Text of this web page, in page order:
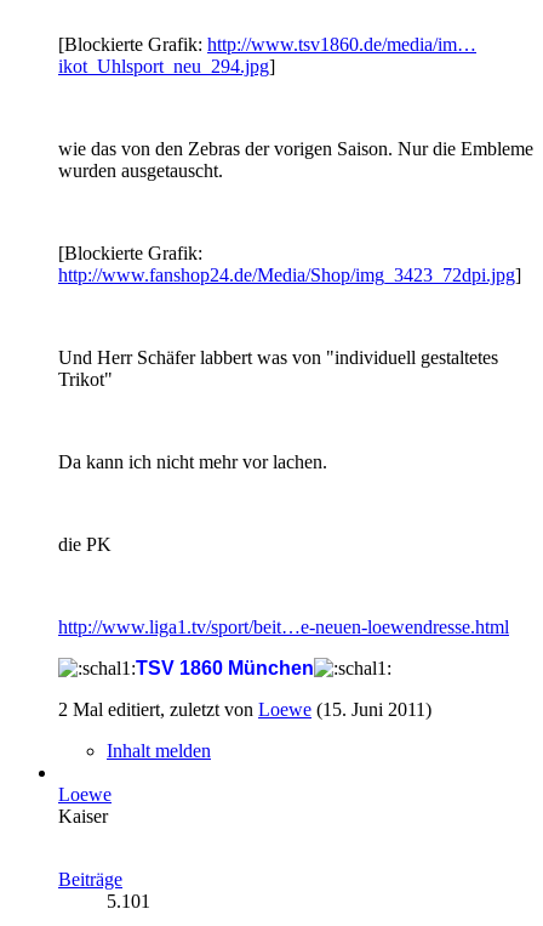
[Blockierte Grafik: http://www.tsv1860.de/media/im…
ikot_Uhlsport_neu_294.jpg]
wie das von den Zebras der vorigen Saison. Nur die Embleme
wurden ausgetauscht.
[Blockierte Grafik:
http://www.fanshop24.de/Media/Shop/img_3423_72dpi.jpg]
Und Herr Schäfer labbert was von "individuell gestaltetes
Trikot"
Da kann ich nicht mehr vor lachen.
die PK
http://www.liga1.tv/sport/beit…e-neuen-loewendresse.html
TSV 1860 München
2 Mal editiert, zuletzt von Loewe (15. Juni 2011)
Inhalt melden
Loewe
Kaiser
Beiträge
5.101